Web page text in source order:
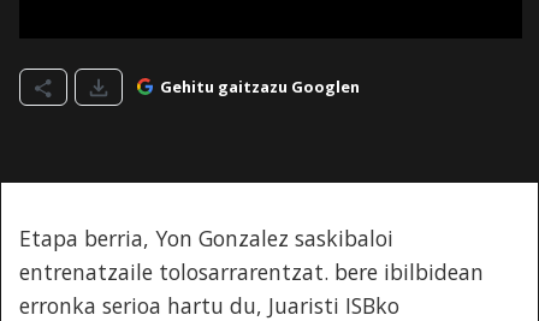
Gehitu gaitzazu Googlen
Etapa berria, Yon Gonzalez saskibaloi
entrenatzaile tolosarrarentzat. bere ibilbidean
erronka serioa hartu du, Juaristi ISBko